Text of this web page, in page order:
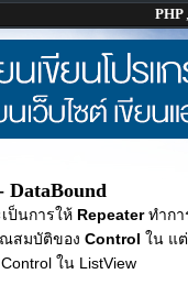
PHP,
DataBound
ป็นการให้ Repeaterทำกา
สมบัติของ Control ใน แ
ใน ListView